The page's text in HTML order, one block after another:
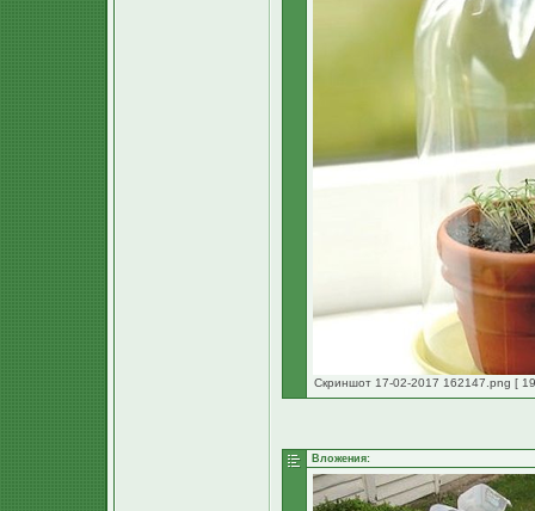
Скриншот 17-02-2017 162147.png [
Вложения: